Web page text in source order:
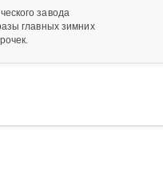
завода
главных зимних